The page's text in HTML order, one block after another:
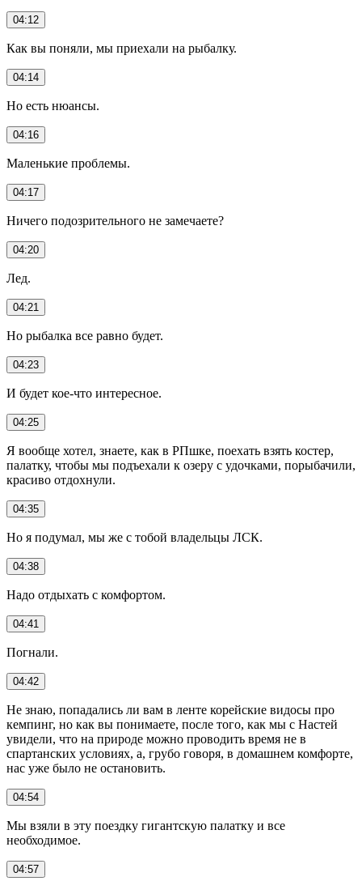
04:12
Как вы поняли, мы приехали на рыбалку.
04:14
Но есть нюансы.
04:16
Маленькие проблемы.
04:17
Ничего подозрительного не замечаете?
04:20
Лед.
04:21
Но рыбалка все равно будет.
04:23
И будет кое-что интересное.
04:25
Я вообще хотел, знаете, как в РПшке, поехать взять костер,
палатку, чтобы мы подъехали к озеру с удочками, порыбачили,
красиво отдохнули.
04:35
Но я подумал, мы же с тобой владельцы ЛСК.
04:38
Надо отдыхать с комфортом.
04:41
Погнали.
04:42
Не знаю, попадались ли вам в ленте корейские видосы про
кемпинг, но как вы понимаете, после того, как мы с Настей
увидели, что на природе можно проводить время не в
спартанских условиях, а, грубо говоря, в домашнем комфорте,
нас уже было не остановить.
04:54
Мы взяли в эту поездку гигантскую палатку и все
необходимое.
04:57